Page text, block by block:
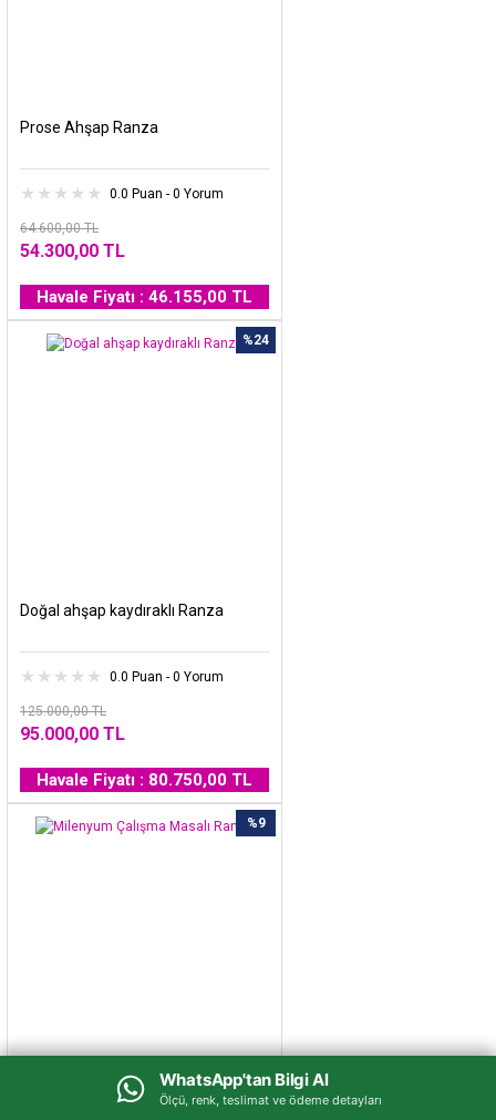
WhatsApp'tan Bilgi Al
Ölçü, renk, teslimat ve ödeme detayları
Prose Ahşap Ranza
0.0 Puan - 0 Yorum
64.600,00 TL
54.300,00 TL
Havale Fiyatı : 46.155,00 TL
%24
Doğal ahşap kaydıraklı Ranza
0.0 Puan - 0 Yorum
125.000,00 TL
95.000,00 TL
Havale Fiyatı : 80.750,00 TL
%9
Milenyum Çalışma Masalı Ranza
WhatsApp'tan Bilgi Al
Ölçü, renk, teslimat ve ödeme detayları